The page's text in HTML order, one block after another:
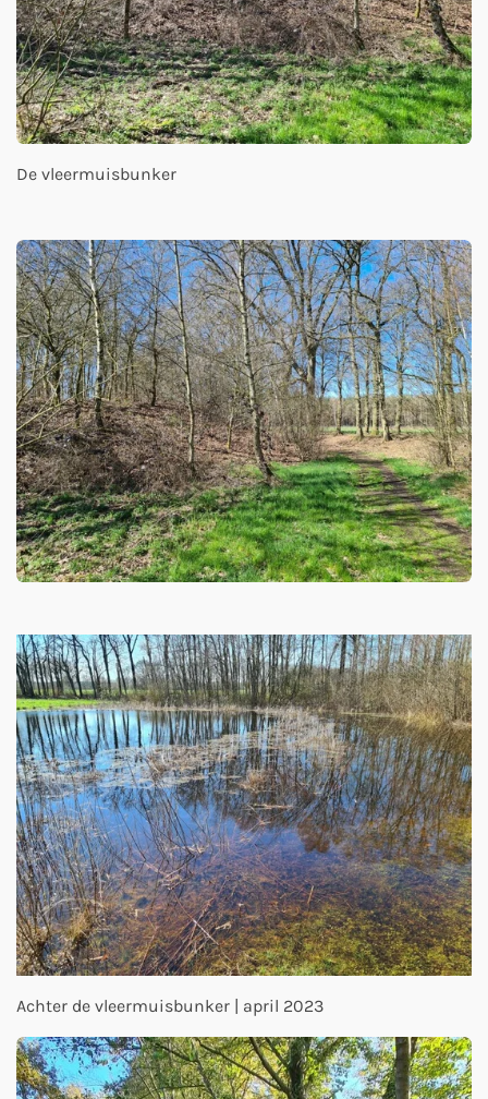
De vleermuisbunker
Achter de vleermuisbunker | april 2023